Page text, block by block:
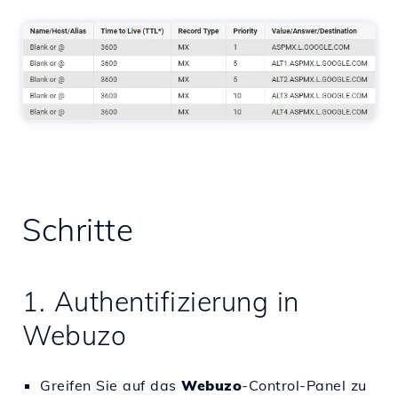
Schritte
1. Authentifizierung in
Webuzo
Greifen Sie auf das Webuzo-Control-Panel zu